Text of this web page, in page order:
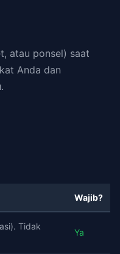
atau ponsel) saat
Anda dan
Wajib?
Tidak
Ya